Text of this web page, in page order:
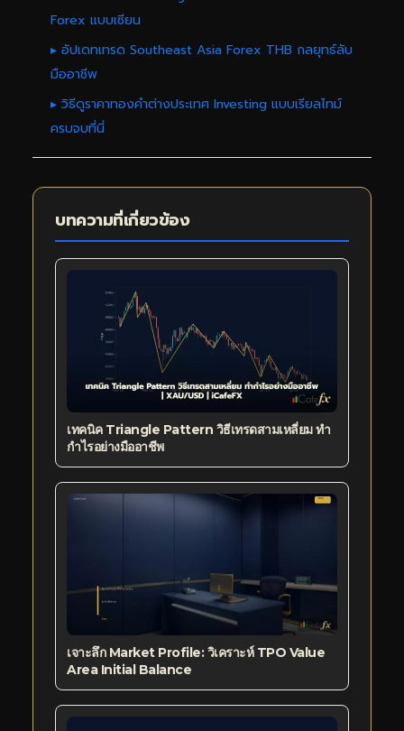
Forex แบบเซียน
▸ อัปเดทเทรด Southeast Asia Forex THB กลยุทธ์ลับ
มืออาชีพ
▸ วิธีดูราคาทองคำต่างประเทศ Investing แบบเรียลไทม์
ครบจบที่นี่
บทความที่เกี่ยวข้อง
เทคนิค Triangle Pattern วิธีเทรดสามเหลี่ยม ทำ
กำไรอย่างมืออาชีพ
เจาะลึก Market Profile: วิเคราะห์ TPO Value
Area Initial Balance